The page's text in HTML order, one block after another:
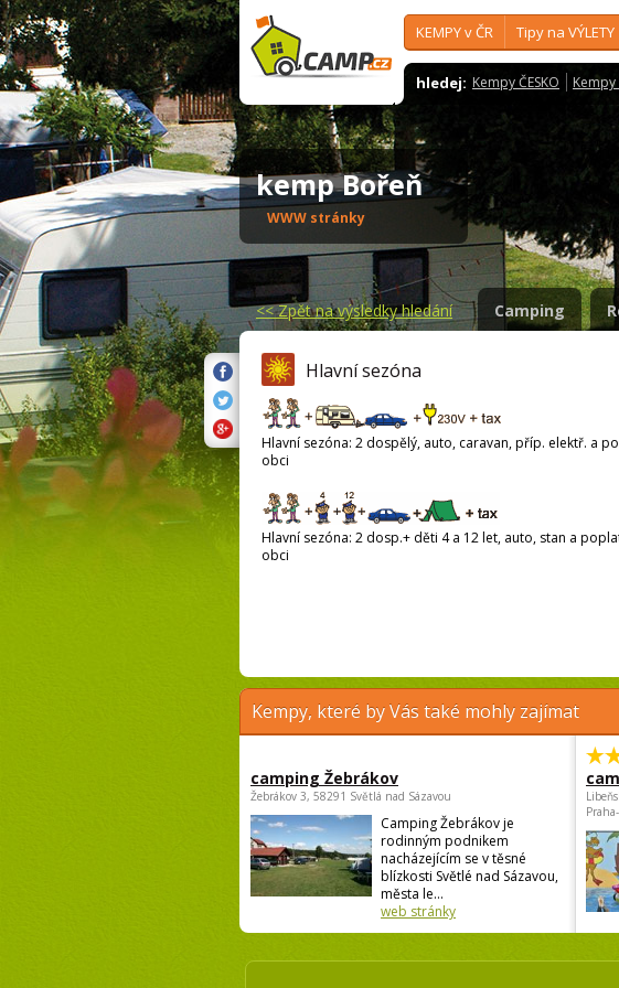
KEMPY v ČR Tipy na VÝLETY
hledej: Kempy ČESKO Kempy
kemp Bořeň
WWW stránky
<<Zpět na výsledky hledání Camping
Hlavní sezóna
Hlavní sezóna: 2 dospělý, auto, caravan, příp. elektř. a
obci
Hlavní sezóna: 2 dosp.+ děti 4 a 12 let, auto, stan a
obci
Kempy, které by Vás také mohly zajímat
camping Žebrákov
Žebrákov 3, 58291 Světlá nad Sázavou
Camping Žebrákov je
rodinným podnikem
nacházejícím se v těsné
blízkosti Světlé nad Sázavou,
města le...
web stránky